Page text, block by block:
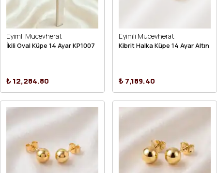
Eyimli Mucevherat
İkili Oval Küpe 14 Ayar KP1007
₺ 12,284.80
Eyimli Mucevherat
Kibrit Halka Küpe 14 Ayar Altın
₺ 7,189.40